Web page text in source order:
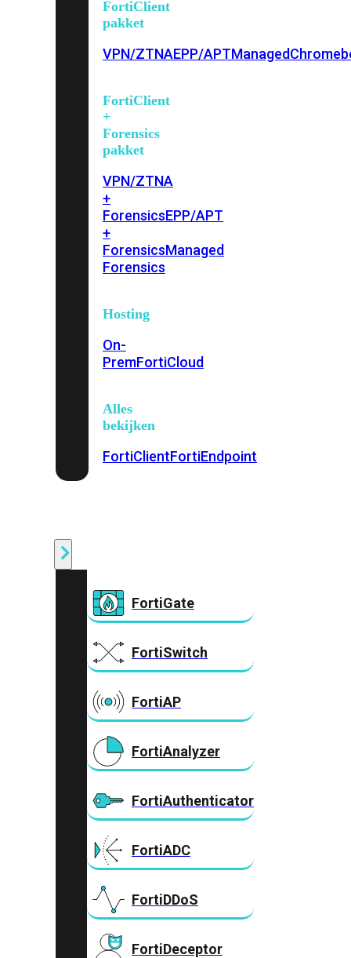
FortiClient
pakket
VPN/ZTNAEPP/APTManaged
FortiClient
+
Forensics
pakket
VPN/ZTNA
+
ForensicsEPP/APT
+
ForensicsManaged
Forensics
Hosting
On-
PremFortiCloud
Alles
bekijken
FortiClientFortiEndpoint
FortiGate
FortiSwitch
FortiAP
FortiAnalyzer
FortiAuthenticator
FortiADC
FortiDDoS
FortiDeceptor